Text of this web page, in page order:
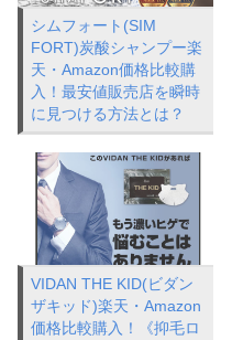
シムフォート(SIM
FORT)炭酸シャンプー楽
天・Amazon価格比較購
入！最安値販売店を瞬時
に見つける方法とは？
VIDAN THE KID(ビダン
ザキッド)楽天・Amazon
価格比較購入！《抑毛ロ